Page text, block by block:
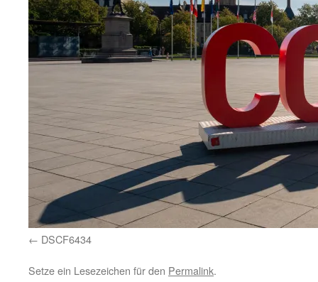
DSCF6434
Setze ein Lesezeichen für den Permalink.